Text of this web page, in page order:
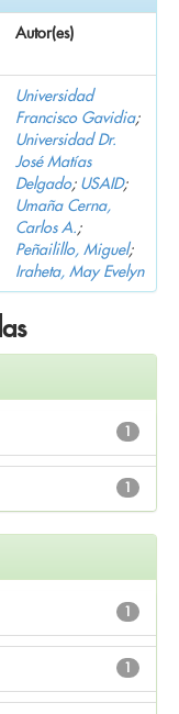
Autor(es)
Universidad
Francisco Gavidia;
Universidad Dr.
José Matías
Delgado; USAID;
Umaña Cerna,
Carlos A.;
Peñailillo, Miguel;
Iraheta, May Evelyn
1
1
1
1